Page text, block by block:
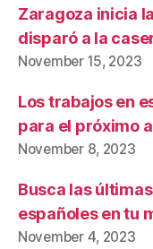
Zaragoza inicia
disparó a la
November 15, 2023
Los trabajos en
para el próximo
November 8, 2023
Busca las
españoles en tu
November 4, 2023